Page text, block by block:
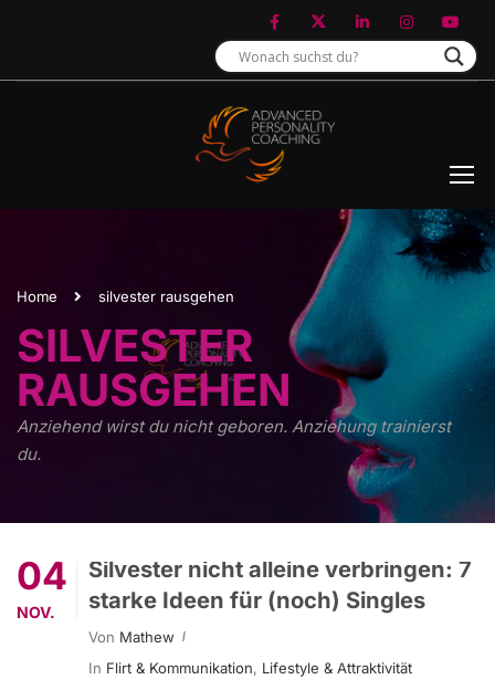
Home silvester rausgehen
SILVESTER
RAUSGEHEN
Anziehend wirst du nicht geboren. Anziehung trainierst
du.
04
NOV.
Silvester nicht alleine verbringen: 7
starke Ideen für (noch) Singles
Von Mathew
In Flirt & Kommunikation, Lifestyle & Attraktivität